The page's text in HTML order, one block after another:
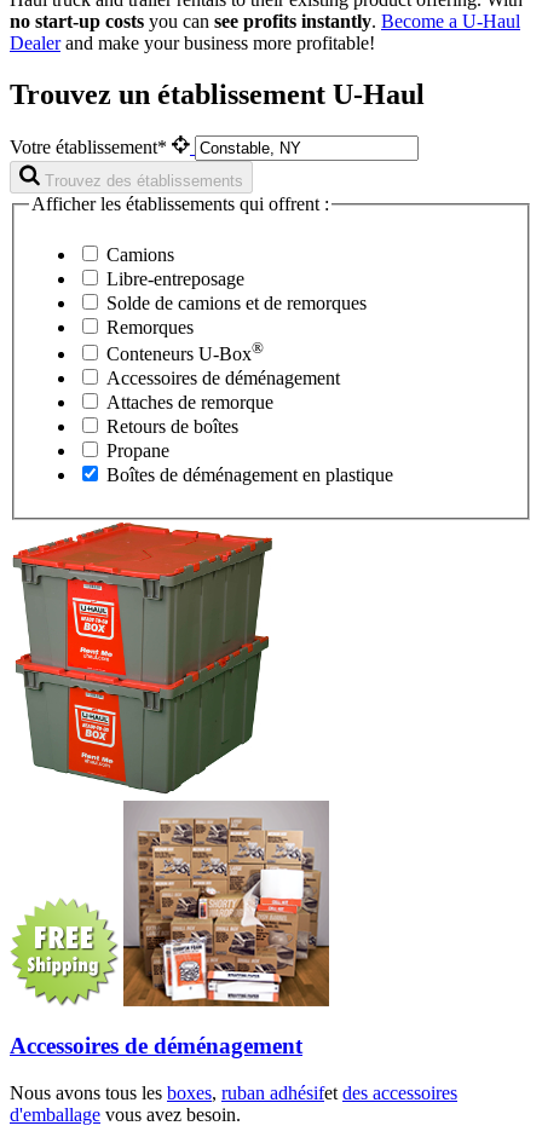
no start-up costs you can see profits instantly. Become a U-Haul
Dealerand make your business more profitable!
Trouvez un établissement U-Haul
Votre établissement*
Trouvez des établissements
Afficher les établissements qui offrent :
Camions
Libre-entreposage
Solde de camions et de remorques
Remorques
Conteneurs U-Box®
Accessoires de déménagement
Attaches de remorque
Retours de boîtes
Propane
Boîtes de déménagement en plastique
Accessoires de déménagement
Nous avons tous les boxes, ruban adhésifet des accessoires
d'emballage vous avez besoin.